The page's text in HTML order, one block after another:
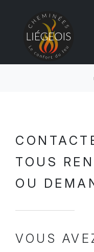
TOUS
OU
VOUS